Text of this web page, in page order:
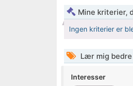
Mine kriterier,
Ingen kriterier er
Lær mig
Interesser